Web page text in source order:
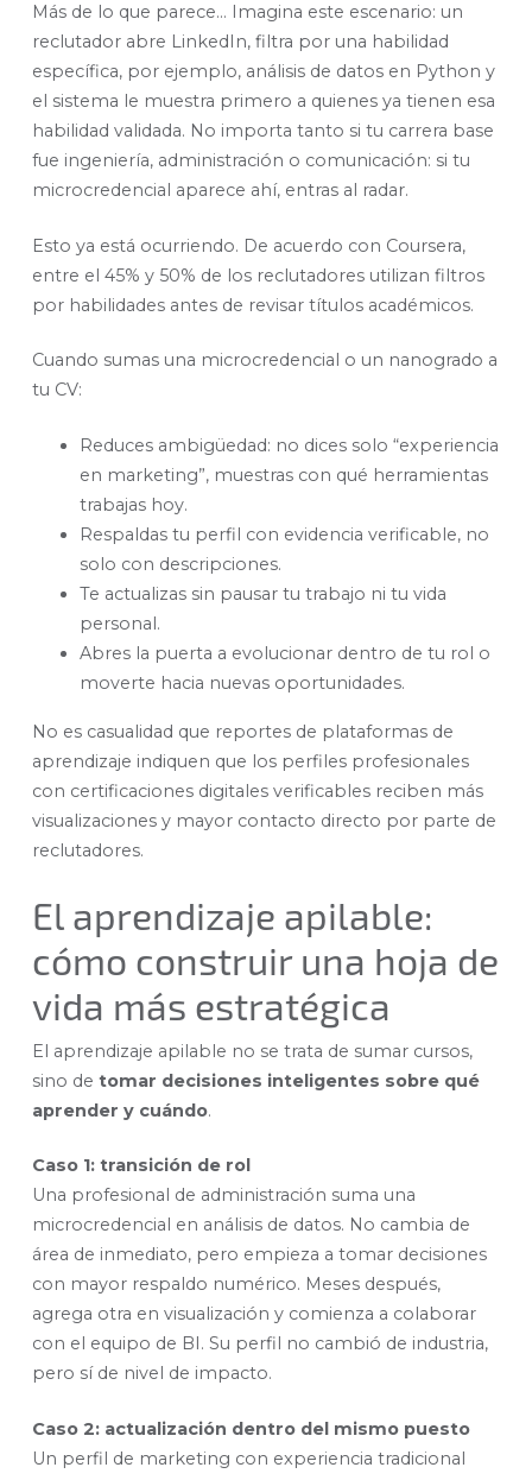
Más de lo que parece… Imagina este escenario: un
reclutador abre LinkedIn, filtra por una habilidad
específica, por ejemplo, análisis de datos en Python y
el sistema le muestra primero a quienes ya tienen esa
habilidad validada. No importa tanto si tu carrera base
fue ingeniería, administración o comunicación: si tu
microcredencial aparece ahí, entras al radar.
Esto ya está ocurriendo. De acuerdo con Coursera,
entre el 45% y 50% de los reclutadores utilizan filtros
por habilidades antes de revisar títulos académicos.
Cuando sumas una microcredencial o un nanogrado a
tu CV:
Reduces ambigüedad: no dices solo “experiencia
en marketing”, muestras con qué herramientas
trabajas hoy.
Respaldas tu perfil con evidencia verificable, no
solo con descripciones.
Te actualizas sin pausar tu trabajo ni tu vida
personal.
Abres la puerta a evolucionar dentro de tu rol o
moverte hacia nuevas oportunidades.
No es casualidad que reportes de plataformas de
aprendizaje indiquen que los perfiles profesionales
con certificaciones digitales verificables reciben más
visualizaciones y mayor contacto directo por parte de
reclutadores.
El aprendizaje apilable:
cómo construir una hoja de
vida más estratégica
El aprendizaje apilable no se trata de sumar cursos,
sino de tomar decisiones inteligentes sobre qué
aprender y cuándo.
Caso 1: transición de rol
Una profesional de administración suma una
microcredencial en análisis de datos. No cambia de
área de inmediato, pero empieza a tomar decisiones
con mayor respaldo numérico. Meses después,
agrega otra en visualización y comienza a colaborar
con el equipo de BI. Su perfil no cambió de industria,
pero sí de nivel de impacto.
Caso 2: actualización dentro del mismo puesto
Un perfil de marketing con experiencia tradicional